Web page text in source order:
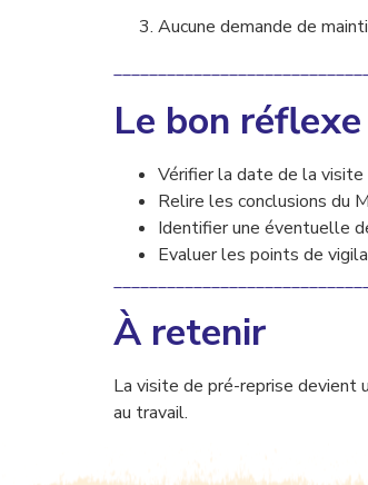
Aucune demande de
Le bon
Vérifier la date de la visite
Relire les conclusions du
Identifier une éventuelle
Evaluer les points de
À retenir
La visite de pré-reprise devient
au travail.